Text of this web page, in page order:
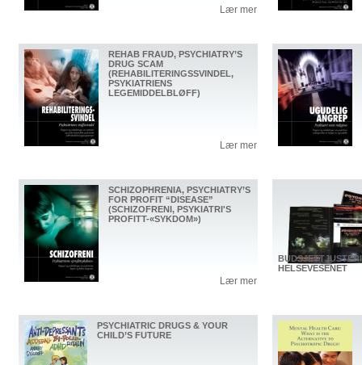
Lær mer
REHAB FRAUD, PSYCHIATRY’S
DRUG SCAM
(REHABILITERINGSSVINDEL,
PSYKIATRIENS
LEGEMIDDELBLØFF)
Lær mer
SCHIZOPHRENIA, PSYCHIATRY’S
FOR PROFIT “DISEASE”
(SCHIZOFRENI, PSYKIATRI'S
PROFITT-«SYKDOM»)
Lær mer
HELSEVESENET
PSYCHIATRIC DRUGS & YOUR
CHILD’S FUTURE